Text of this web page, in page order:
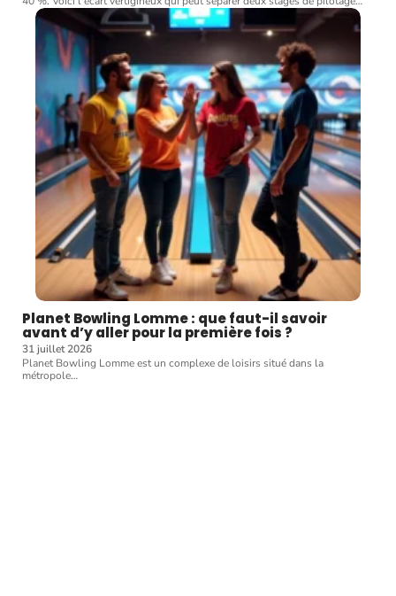
Planet Bowling Lomme : que faut-il savoir
avant d’y aller pour la première fois ?
31 juillet 2026
Planet Bowling Lomme est un complexe de loisirs situé dans la
métropole…